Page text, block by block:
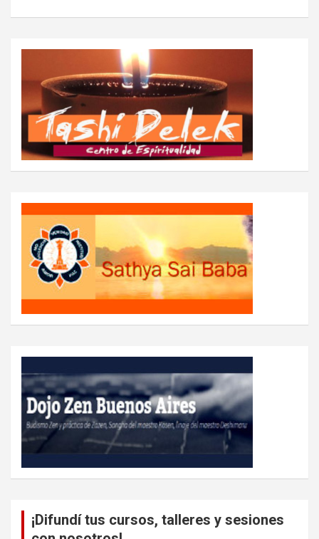
¡Difundí tus cursos, talleres y sesiones